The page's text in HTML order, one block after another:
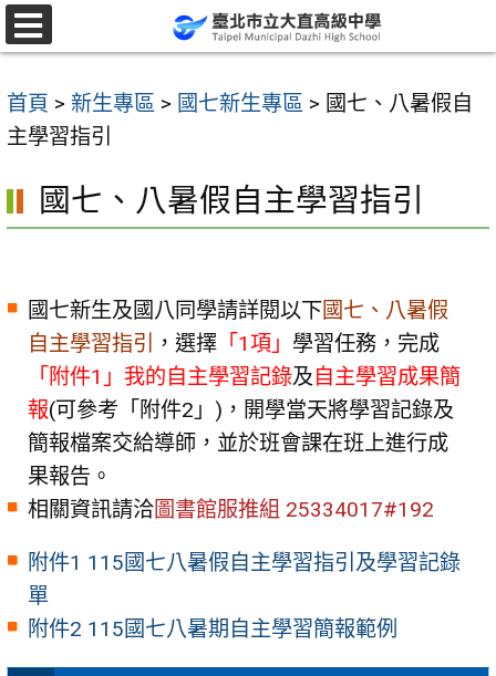
跳
至
要
內
區
首頁 > 新生專區 > 國七新生專區 > 國七、八暑假自
主學習指引
國七、八暑假自主學習指引
國七新生及國八同學請詳閱以下國七、八暑假
自主學習指引
，選擇 「1項」 學習任務，完成
「附件1」我的自主學習記錄及自主學習成果簡
報(可參考「附件2」)，開學當天將學習記錄及
簡報檔案交給導師，並於班會課在班上進行成
果報告。
相關資訊請洽圖書館服推組 25334017#192
附件1 115國七八暑假自主學習指引及學習記錄
單
附件2 115國七八暑期自主學習簡報範例
選
單